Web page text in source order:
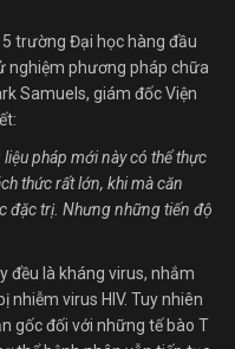
trường Đại học hàng đầu
nghiệm phương pháp chữa
Samuels, giám đốc Viện
pháp mới này có thể thực
thức rất lớn, khi mà căn
đặc trị. Nhưng những tiến độ
đều là kháng virus, nhắm
nhiễm virus HIV. Tuy nhiên
gốc đối với những tế bào T